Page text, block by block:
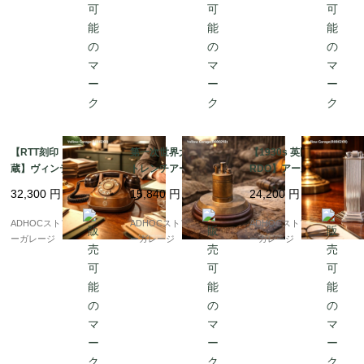
【RTT刻印・ベル内
蔵】ヴィンテージ携帯
型ダイヤル式電話機（1
950年代・ベルギー
製）
32,300 円
ADHOCストア・イエロ
ーガレージ
第一次世界大戦期 英国
トレンチアートとされ
る真鍮製テーブルライ
ター ? 重厚な存在感を
放つ希少作
15,840 円
ADHOCストア・イエロ
ーガレージ
【1930s 英国製 McMU
RDO】アール・デコ 建
築的フォルムのアンテ
ィーク・テーブルライ
ター
24,200 円
ADHOCストア・イエロ
ーガレージ